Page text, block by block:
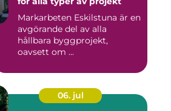
Markarbeten Eskilstuna är en
avgörande del av alla
hållbara byggprojekt,
oavsett om ...
06. jul